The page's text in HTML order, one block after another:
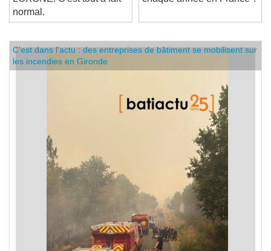
LOXONE. C'est tout à fait
normal.
C'est dans l'actu : des entreprises de bâtiment se mobilisent sur
les incendies en Gironde